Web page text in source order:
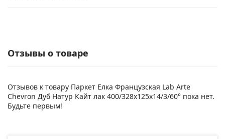
Отзывы о товаре
Отзывов к товару Паркет Елка Французская Lab Arte
Chevron Дуб Натур Кайт лак 400/328х125х14/3/60° пока нет.
Будьте первым!